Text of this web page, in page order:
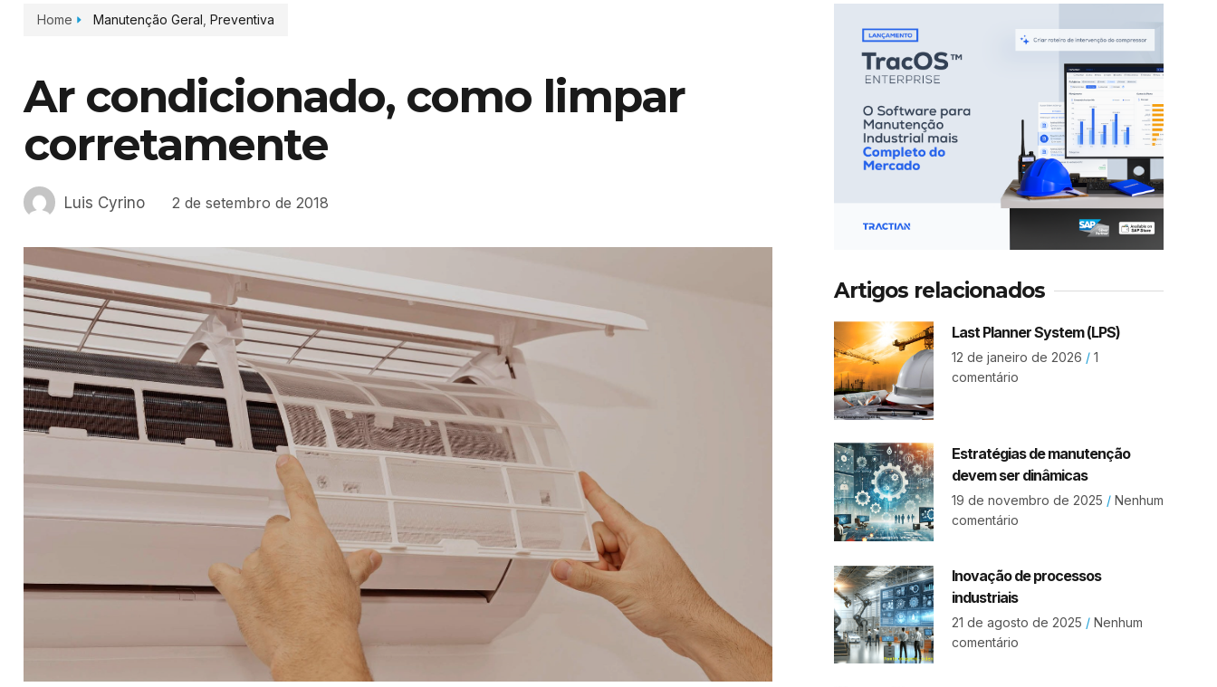
Home Manutenção Geral Preventiva
Ar condicionado, como limpar
corretamente
Luis Cyrino 2 de setembro de 2018
Artigos relacionados
Last Planner System (LPS)
12 de janeiro de 2026 1
comentário
Estratégias de manutenção
devem ser dinâmicas
19 de novembro de 2025 Nenhum
comentário
Inovação de processos
industriais
21 de agosto de 2025 Nenhum
comentário